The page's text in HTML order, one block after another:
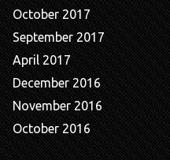
October 2017
September 2017
April 2017
December 2016
November 2016
October 2016